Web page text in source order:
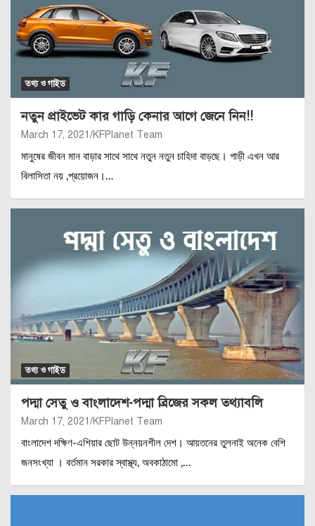
তথ্য ও গাইড
নতুন প্রাইভেট কার গাড়ি কেনার আগে জেনে নিন!!
March 17, 2021 KFPlanet Team
মানুষের জীবন মান বাড়ার সাথে সাথে নতুন নতুন চাহিদা বাড়ছে। গাড়ী এখন আর
বিলাসিতা নয় ,প্রয়োজন।…
তথ্য ও গাইড
পদ্মা সেতু ও বাংলাদেশ-পদ্মা ব্রিজের সকল তথ্যাবলি
March 17, 2021 KFPlanet Team
বাংলাদেশ দক্ষিণ-এশিয়ার ছোট উন্নয়নশীল দেশ। আয়তনের তুলনাই অনেক বেশি
জনসংখ্যা । বর্তমান সরকার স্বাস্থ্য, অবকাঠামো ,…